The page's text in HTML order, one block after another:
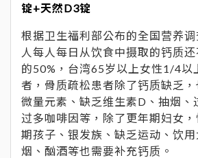
锭+天然D3锭
根据卫生福利部公布的全国营养
人每人每日从饮食中摄取的钙质
的50%，台湾65岁以上女性1/4以
者，骨质疏松患者除了钙质缺乏
微量元素、缺乏维生素D、抽烟、
过多咖啡因等，除了更年期妇女
期孩子、银发族、缺乏运动、饮
烟、酗酒等也需要补充钙质。